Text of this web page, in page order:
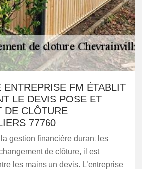
ENTREPRISE FM ÉTABLIT
LE DEVIS POSE ET
DE CLÔTURE
77760
gestion financière durant les
de clôture, il est
les mains un devis. L’entreprise